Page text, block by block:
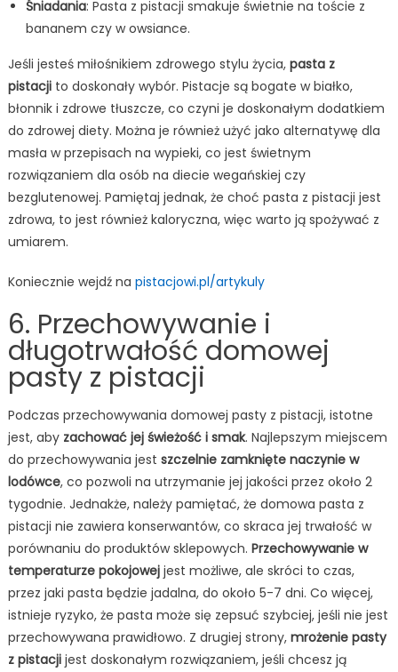
Śniadania: Pasta z pistacji smakuje świetnie na toście z
bananem czy w owsiance.
Jeśli jesteś miłośnikiem zdrowego stylu życia, pasta z
pistacjito doskonały wybór. Pistacje są bogate w białko,
błonnik i zdrowe tłuszcze, co czyni je doskonałym dodatkiem
do zdrowej diety. Można je również użyć jako alternatywę dla
masła w przepisach na wypieki, co jest świetnym
rozwiązaniem dla osób na diecie wegańskiej czy
bezglutenowej. Pamiętaj jednak, że choć pasta z pistacji jest
zdrowa, to jest również kaloryczna, więc warto ją spożywać z
umiarem.
Koniecznie wejdź na pistacjowi.pl/artykuly
6. Przechowywanie i
długotrwałość domowej
pasty z pistacji
Podczas przechowywania domowej pasty z pistacji, istotne
jest, aby zachować jej świeżość i smak. Najlepszym miejscem
do przechowywania jest szczelnie zamknięte naczynie w
lodówce, co pozwoli na utrzymanie jej jakości przez około 2
tygodnie. Jednakże, należy pamiętać, że domowa pasta z
pistacji nie zawiera konserwantów, co skraca jej trwałość w
porównaniu do produktów sklepowych. Przechowywanie w
temperaturze pokojowejjest możliwe, ale skróci to czas,
przez jaki pasta będzie jadalna, do około 5-7 dni. Co więcej,
istnieje ryzyko, że pasta może się zepsuć szybciej, jeśli nie jest
przechowywana prawidłowo. Z drugiej strony, mrożenie pasty
z pistacjijest doskonałym rozwiązaniem, jeśli chcesz ją